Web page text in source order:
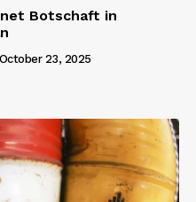
Botschaft in
October 23, 2025